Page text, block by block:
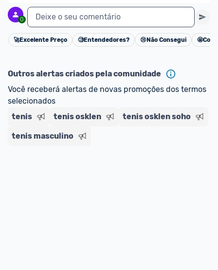
regras do cartão N Card, clique aqui
Entrega Expressa
*Confira aqui as regras e condições!
0 Deixe o seu comentário
Cancelar
🚀Excelente Preço 🧐Entendedores? 😢 Não Consegui 🤩
Outros alertas criados pela comunidade
Você receberá alertas de novas promoções dos termos
selecionados
tenis
tenis osklen tenis osklen soho
tenis masculino